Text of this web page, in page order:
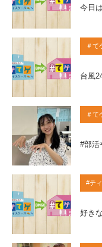
今日
＃て
台風
＃て
#部活
#テ
好き